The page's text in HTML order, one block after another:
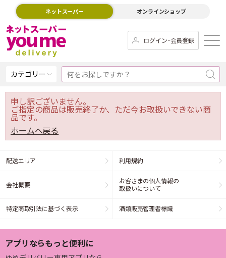
ネットスーパー オンラインショップ
ログイン･会員登録
カテゴリー
申し訳ございません。
ご指定の商品は販売終了か、ただ今お取扱いできない商
品です。
ホームへ戻る
配送エリア 利用規約
会社概要
お客さまの個人情報の
取扱いについて
特定商取引法に基づく表示 酒類販売管理者標識
アプリならもっと便利に